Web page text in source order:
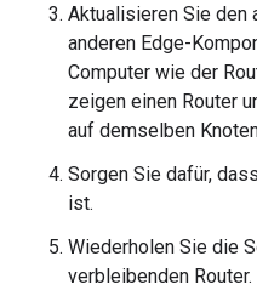
Aktualisieren Sie den
anderen Edge-
Computer wie der
zeigen einen Router
auf demselben
Sorgen Sie dafür,
ist.
Wiederholen Sie die
verbleibenden Router.